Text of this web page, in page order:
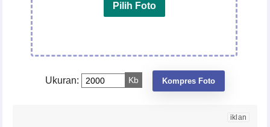
Pilih Foto
Ukuran: Kb Kompres Foto